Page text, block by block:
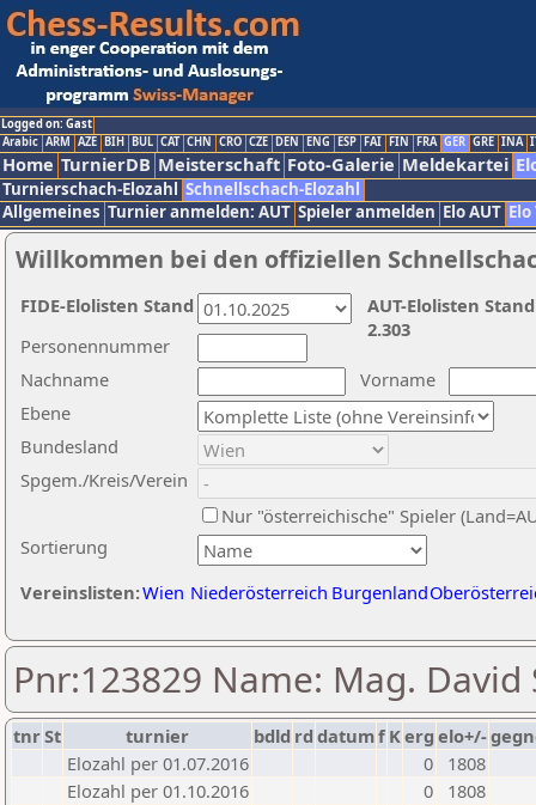
Logged on: Gast
Arabic ARM AZE BIH BUL CAT CHN CRO CZE DEN ENG ESP FAI FIN FRA GER GRE INA
Home TurnierDB Meisterschaft Foto-Galerie Meldekartei
Turnierschach-Elozahl Schnellschach-Elozahl
Allgemeines Turnier anmelden: AUT Spieler anmelden Elo AUT
Willkommen bei den offiziellen
Nachname
Vorname
Ebene
Sortierung
Personennummer
Bundesland
Spgem./Kreis/Verein
Nur "österreichische" Spieler
Vereinslisten:Wien Niederösterreich Burgenland
AUT-Elolisten
2.303
FIDE-Elolisten Stand
Pnr:123829 Name: Mag. David
tnrSt turnier bdld rd datumf Kerg elo+/-
Elozahl per 01.07.2016
0
1808
Elozahl per 01.10.2016
0
1808